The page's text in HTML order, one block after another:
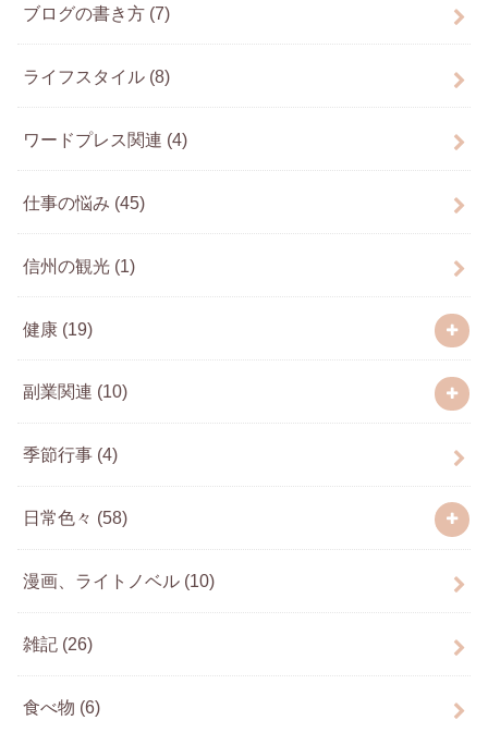
ブログの書き方 (7)
ライフスタイル (8)
ワードプレス関連 (4)
仕事の悩み (45)
信州の観光 (1)
健康 (19)
副業関連 (10)
季節行事 (4)
日常色々 (58)
漫画、ライトノベル (10)
雑記 (26)
食べ物 (6)